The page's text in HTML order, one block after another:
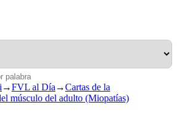
→FVL al Día →Cartas de la
músculo del adulto (Miopatías)